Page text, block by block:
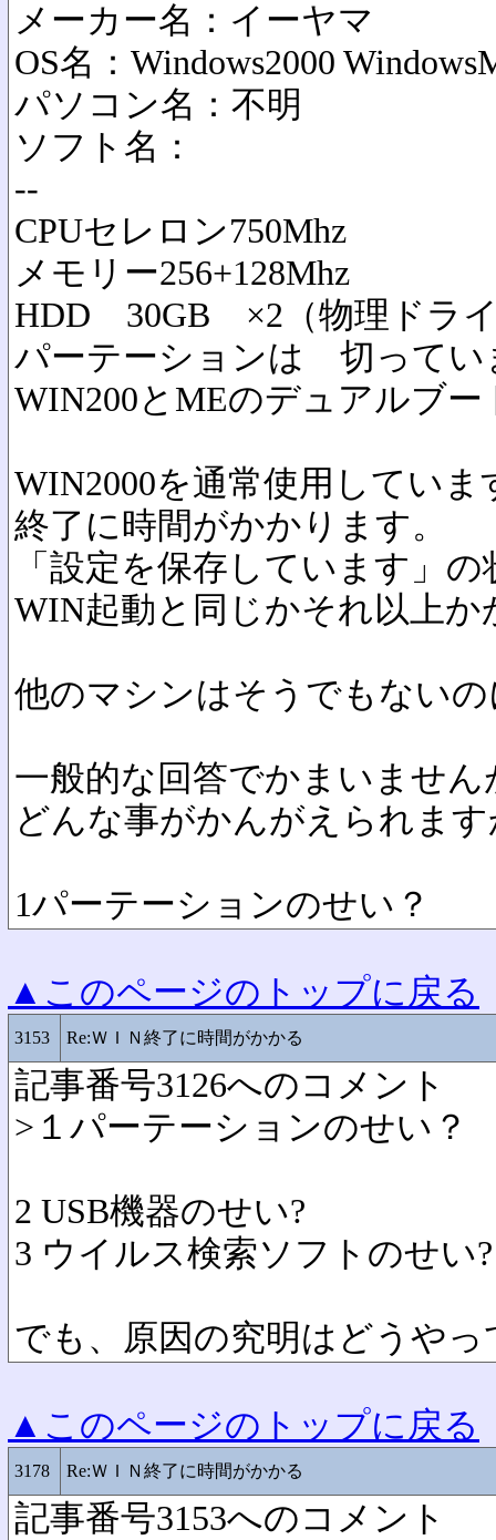
メーカー名：イーヤマ
OS名：Windows2000
パソコン名：不明
ソフト名：
--
CPUセレロン750Mhz
メモリー256+128Mhz
HDD 30GB ×2（物理ドラ
パーテーションは 切ってい
WIN200とMEのデュアルブー
WIN2000を通常使用していま
終了に時間がかかります。
「設定を保存しています」
WIN起動と同じかそれ以上か
他のマシンはそうでもない
一般的な回答でかまいません
どんな事がかんがえられま
1パーテーションのせい？
▲このページのトップに戻る
3153 Re:ＷＩＮ終了に時間がかかる
記事番号3126へのコメント
>１パーテーションのせい？
2 USB機器のせい?
3 ウイルス検索ソフトのせい?
でも、原因の究明はどうやっ
▲このページのトップに戻る
3178 Re:ＷＩＮ終了に時間がかかる
記事番号3153へのコメント